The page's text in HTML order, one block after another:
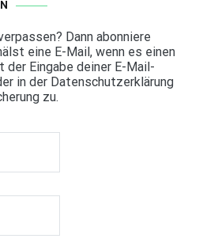
Dann abonniere
eine E-Mail, wenn es einen
Eingabe deiner E-Mail-
in der Datenschutzerklärung
zu.